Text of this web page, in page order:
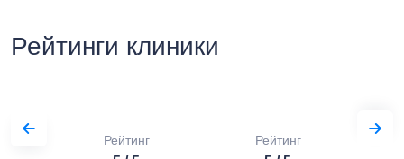
Рейтинги клиники
Рейтинг Рейтинг